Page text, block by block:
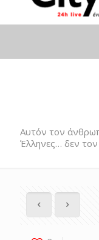
Αυτόν τον
Έλληνες… δεν τον